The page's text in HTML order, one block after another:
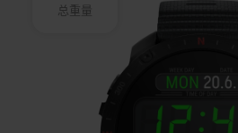
总重量